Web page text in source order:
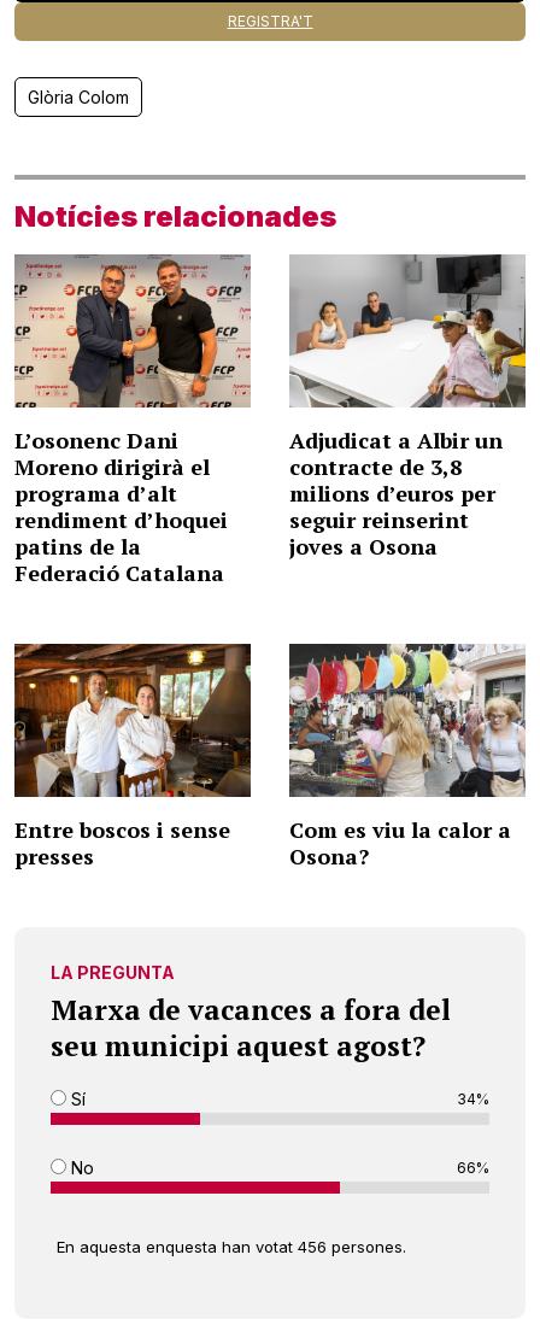
REGISTRA'T
Glòria Colom
Notícies relacionades
L’osonenc Dani
Moreno dirigirà el
programa d’alt
rendiment d’hoquei
patins de la
Federació Catalana
Adjudicat a Albir un
contracte de 3,8
milions d’euros per
seguir reinserint
joves a Osona
Entre boscos i sense
presses
Com es viu la calor a
Osona?
LA PREGUNTA
Marxa de vacances a fora del
seu municipi aquest agost?
Sí 34%
No 66%
En aquesta enquesta han votat 456 persones.